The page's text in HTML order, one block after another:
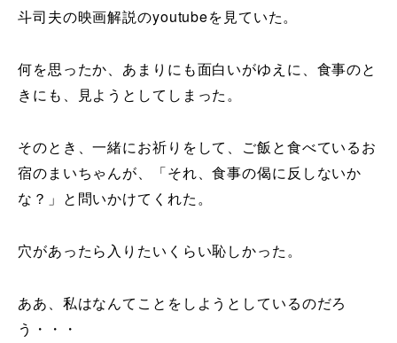
斗司夫の映画解説のyoutubeを見ていた。
何を思ったか、あまりにも面白いがゆえに、食事のと
きにも、見ようとしてしまった。
そのとき、一緒にお祈りをして、ご飯と食べているお
宿のまいちゃんが、「それ、食事の偈に反しないか
な？」と問いかけてくれた。
穴があったら入りたいくらい恥しかった。
ああ、私はなんてことをしようとしているのだろ
う・・・